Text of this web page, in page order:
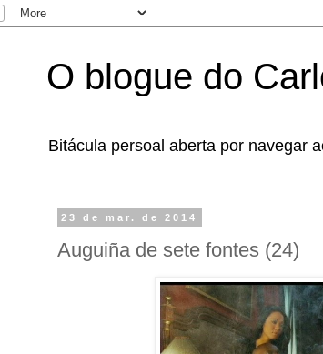
O blogue do
Bitácula persoal aberta por navegar
23 de mar. de 2014
Auguiña de sete fontes (24)